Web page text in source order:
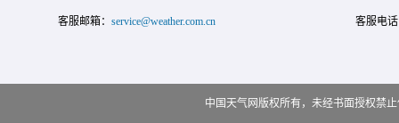
客服邮箱： service@weather.com.cn 客服电
中国天气网版权所有，未经书面授权